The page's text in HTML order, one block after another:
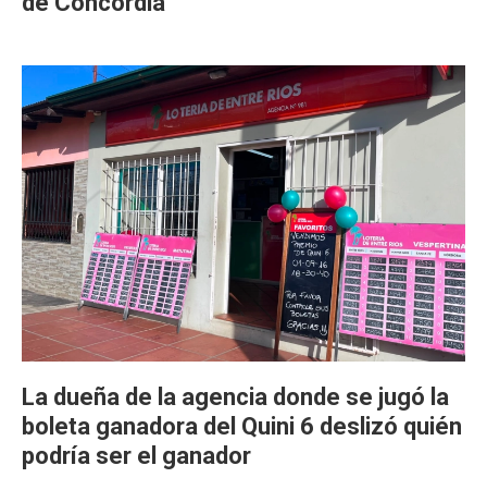
La dueña de la agencia donde se jugó la
boleta ganadora del Quini 6 deslizó quién
podría ser el ganador